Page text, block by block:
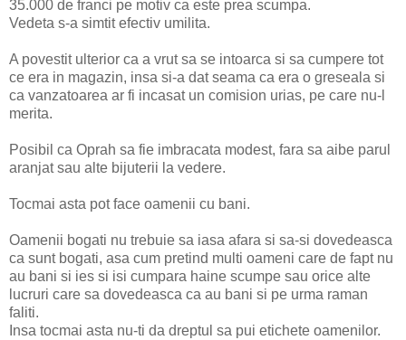
35.000 de franci pe motiv ca este prea scumpa.
Vedeta s-a simtit efectiv umilita.
A povestit ulterior ca a vrut sa se intoarca si sa cumpere tot
ce era in magazin, insa si-a dat seama ca era o greseala si
ca vanzatoarea ar fi incasat un comision urias, pe care nu-l
merita.
Posibil ca Oprah sa fie imbracata modest, fara sa aibe parul
aranjat sau alte bijuterii la vedere.
Tocmai asta pot face oamenii cu bani.
Oamenii bogati nu trebuie sa iasa afara si sa-si dovedeasca
ca sunt bogati, asa cum pretind multi oameni care de fapt nu
au bani si ies si isi cumpara haine scumpe sau orice alte
lucruri care sa dovedeasca ca au bani si pe urma raman
faliti.
Insa tocmai asta nu-ti da dreptul sa pui etichete oamenilor.